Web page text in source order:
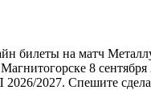
билеты на матч
8
2027. Спешите